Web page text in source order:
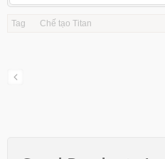
Tag Chế tạo Titan